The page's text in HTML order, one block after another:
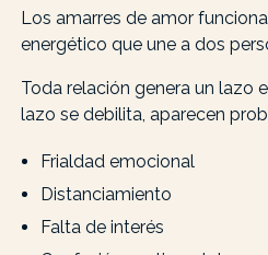
Los amarres de amor
energético que une a dos
Toda relación genera un lazo
lazo se debilita, aparecen
Frialdad emocional
Distanciamiento
Falta de interés